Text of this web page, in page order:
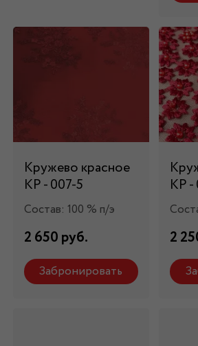
Кружево красное
КР - 007-5
Состав: 100 % п/э
2 650 руб.
Забронировать
КР -
2